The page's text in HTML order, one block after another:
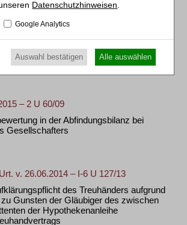
– VII ZR 29/13
über
bei gleichzeitiger Vereinbarung
Abschlagszahlungsregelung
Juliane Reichelt/Karen Ishola
– 2 U 60/09
in der Abfindungsbilanz bei
Gesellschafters
v. 26.06.2014 – I-6 U 127/13
des Treuhänders aufgrund
Gunsten der Gläubiger des zwischen
der Hypothekenanleihe
Datenschutzhinweisen.
Google Analytics
Auswahl bestätigen Alle auswählen